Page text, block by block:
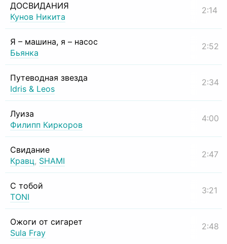
ДОСВИДАНИЯ
Кунов Никита
2:14
Я – машина, я – насос
Бьянка
2:52
Путеводная звезда
Idris & Leos
2:34
Луиза
Филипп Киркоров
4:00
Свидание
Кравц, SHAMI
2:47
С тобой
TONI
3:21
Ожоги от сигарет
Sula Fray
2:48